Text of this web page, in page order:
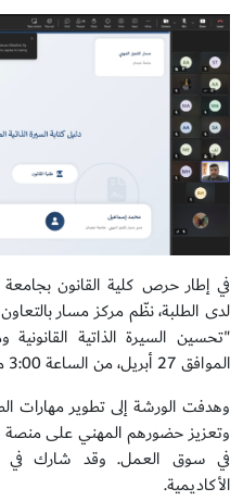
في إطار حرص كلية القانون
لدى الطلبة، نظّم مركز مسار
الموافق 27 أبريل، من الساعة 3:00 مساءً إلى 4:00 مساءً.
وهدفت الورشة إلى تطوير مهارات
في سوق العمل. وقد شارك في
الأكاديمية.